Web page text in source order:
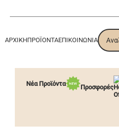
ΑΡΧΙΚΉΠΡΟΪΌΝΤΑΕΠΙΚΟΙΝΩΝΊΑ
Νέα Προϊόντα Προσφορές